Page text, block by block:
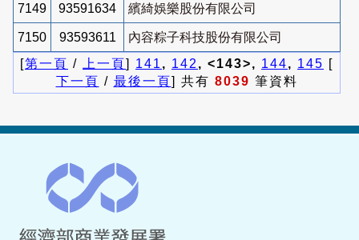
7149 93591634 繽綺娛樂股份有限公司
7150 93593611
內容粽子科技股份有限公司
[第一頁 / 上一頁] 141 , 142 , <143>, 144, 145 [
下一頁 / 最後一頁] 共有 8039 筆資料